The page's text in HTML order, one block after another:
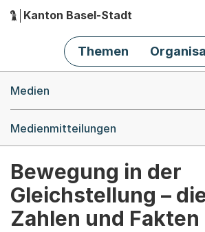
Hauptnavigation
Kanton Basel-Stadt
Themen
Medien
Medienmitteilungen
Bewegung in der
Gleichstellung –
Zahlen und Fakten